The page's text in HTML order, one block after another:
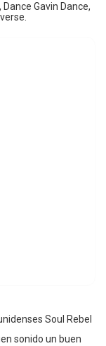
Gavin Dance,
Soul Rebel
sonido un buen